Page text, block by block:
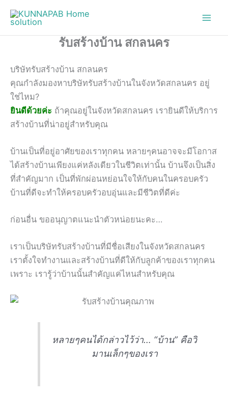
content
รับสร้างบ้าน สกลนคร
บริษัทรับสร้างบ้าน สกลนคร
คุณกำลังมองหาบริษัทรับสร้างบ้านในจังหวัดสกลนคร อยู่
ใช่ไหม?
ยินดีด้วยค่ะ ถ้าคุณอยู่ในจังหวัดสกลนคร เรายินดีให้บริการ
สร้างบ้านที่น่าอยู่สำหรับคุณ
บ้านเป็นที่อยู่อาศัยของเราทุกคน หลายๆคนอาจจะมีโอกาส
ได้สร้างบ้านเพียงแค่หลังเดียวในชีวิตเท่านั้น บ้านจึงเป็นสิ่ง
ที่สำคัญมาก เป็นที่พักผ่อนหย่อนใจให้กับคนในครอบครัว
บ้านที่ดีจะทำให้ครอบครัวอบอุ่นและมีชีวิตที่ดีค่ะ
ก่อนอื่น ขออนุญาตแนะนำตัวหน่อยนะคะ…
เราเป็นบริษัทรับสร้างบ้านที่มีชื่อเสียงในจังหวัดสกลนคร
เราตั้งใจทำงานและสร้างบ้านที่ดีให้กับลูกค้าของเราทุกคน
เพราะ เรารู้ว่าบ้านนั้นสำคัญแค่ไหนสำหรับคุณ
หลายๆคนได้กล่าวไว้ว่า… “บ้าน” คือวิ
มานเล็กๆของเรา